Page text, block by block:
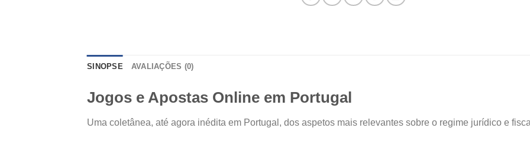
SINOPSE AVALIAÇÕES (0)
Jogos e Apostas Online em Portugal
Uma coletânea, até agora inédita em Portugal, dos aspetos mais relevantes sobre o regime jurídico e